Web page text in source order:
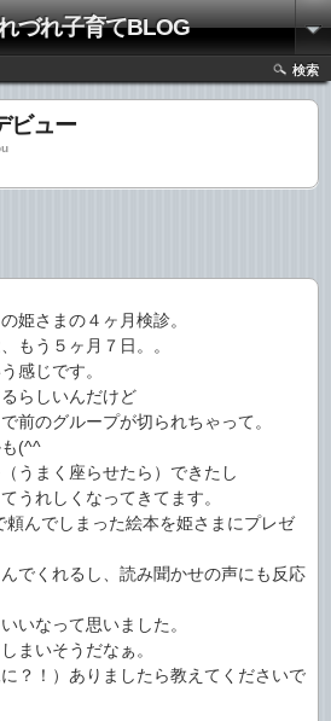
づれ子育てBLOG
検索
ビュー
姫さまの４ヶ月検診。
もう５ヶ月７日。。
感じです。
らしいんだけど
前のグループが切られちゃって。
(^^ゞ
うまく座らせたら）できたし
うれしくなってきてます。
んでしまった絵本を姫さまにプレゼ
でくれるし、読み聞かせの声にも反応
いなって思いました。
まいそうだなぁ。
？！）ありましたら教えてくださいで